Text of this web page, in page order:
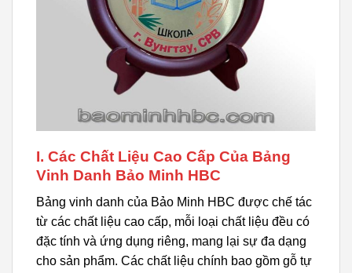
I. Các Chất Liệu Cao Cấp Của Bảng
Vinh Danh Bảo Minh HBC
Bảng vinh danh của Bảo Minh HBC được chế tác
từ các chất liệu cao cấp, mỗi loại chất liệu đều có
đặc tính và ứng dụng riêng, mang lại sự đa dạng
cho sản phẩm. Các chất liệu chính bao gồm gỗ tự